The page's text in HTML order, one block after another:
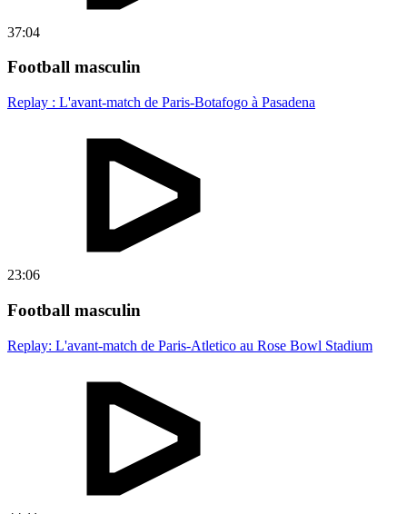
37:04
Football masculin
Replay : L'avant-match de Paris-Botafogo à Pasadena
23:06
Football masculin
Replay: L'avant-match de Paris-Atletico au Rose Bowl Stadium